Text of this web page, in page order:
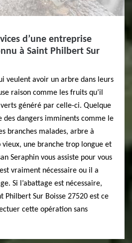
d’une entreprise
à Saint Philbert Sur
veulent avoir un arbre dans leurs
raison comme les fruits qu’il
généré par celle-ci. Quelque
des dangers imminents comme le
branches malades, arbre à
une branche trop longue et
Seraphin vous assiste pour vous
vraiment nécessaire ou il a
Si l’abattage est nécessaire,
Philbert Sur Boisse 27520 est ce
cette opération sans